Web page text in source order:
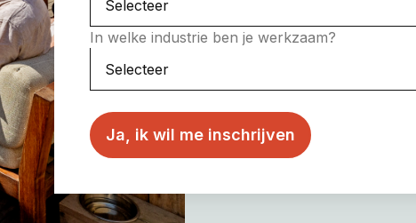
In welke industrie ben je werkzaam?